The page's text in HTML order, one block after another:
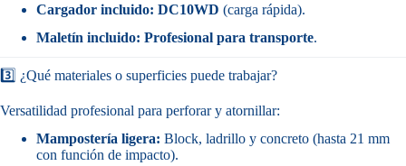
Cargador incluido: DC10WD (carga rápida).
Maletín incluido: Profesional para transporte.
3️⃣ ¿Qué materiales o superficies puede trabajar?
Versatilidad profesional para perforar y atornillar:
Mampostería ligera: Block, ladrillo y concreto (hasta 21 mm
con función de impacto).